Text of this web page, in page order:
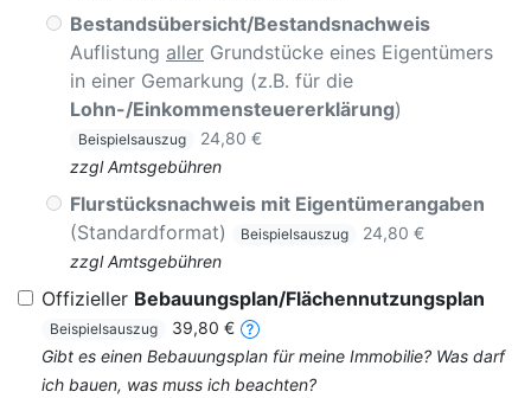
Bestandsübersicht/Bestandsnachweis
Auflistung aller Grundstücke eines Eigentümers
in einer Gemarkung (z.B. für die
Lohn-/Einkommensteuererklärung)
Beispielsauszug
24,80 €
zzgl Amtsgebühren
Flurstücksnachweis mit Eigentümerangaben
(Standardformat)
Beispielsauszug
24,80 €
zzgl Amtsgebühren
Offizieller Bebauungsplan/Flächennutzungsplan
Beispielsauszug
39,80 €
Gibt es einen Bebauungsplan für meine Immobilie? Was darf
ich bauen, was muss ich beachten?